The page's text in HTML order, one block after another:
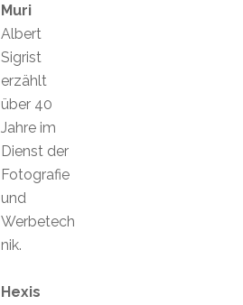
Muri
Albert
Sigrist
erzählt
über 40
Jahre im
Dienst der
Fotografie
und
Werbetech
nik.
Hexis